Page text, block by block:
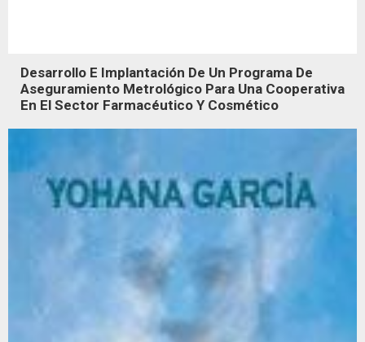
Desarrollo E Implantación De Un Programa De
Aseguramiento Metrológico Para Una Cooperativa
En El Sector Farmacéutico Y Cosmético